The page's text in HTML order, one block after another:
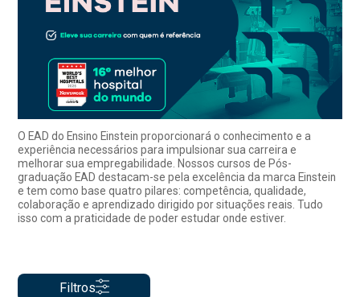
O EAD do Ensino Einstein proporcionará o conhecimento e a
experiência necessários para impulsionar sua carreira e
melhorar sua empregabilidade. Nossos cursos de Pós-
graduação EAD destacam-se pela excelência da marca Einstein
e tem como base quatro pilares: competência, qualidade,
colaboração e aprendizado dirigido por situações reais. Tudo
isso com a praticidade de poder estudar onde estiver.
Filtros